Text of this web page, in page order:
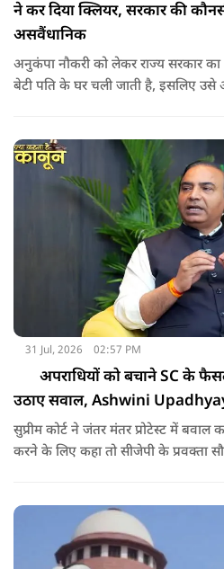
ने कर दिया क्लियर, सरकार की
असवैंधानिक
अनुकंपा नौकरी को लेकर राज्य सरकार
बेटी पति के घर चली जाती है, इसलिए उसे
31 Jul, 2026 02:57 PM
अपराधियों को बचाने SC के
उठाए सवाल, Ashwini
सुप्रीम कोर्ट ने जंतर मंतर प्रोटेस्ट में बवाल
करने के लिए कहा तो सीजेपी के प्रवक्ता